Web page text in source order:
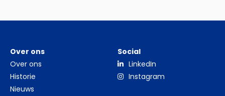
Over ons
Over ons
Historie
Nieuws
Social
LinkedIn
Instagram